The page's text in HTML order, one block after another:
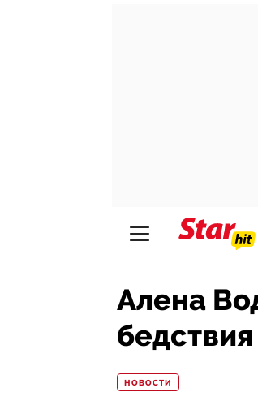
Алена
бедствия
НОВОСТИ